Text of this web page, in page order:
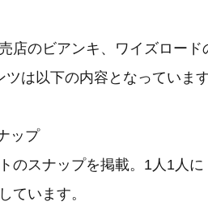
店のビアンキ、ワイズロー
は以下の内容となっています
ップ
のスナップを掲載。1人1人
ています。